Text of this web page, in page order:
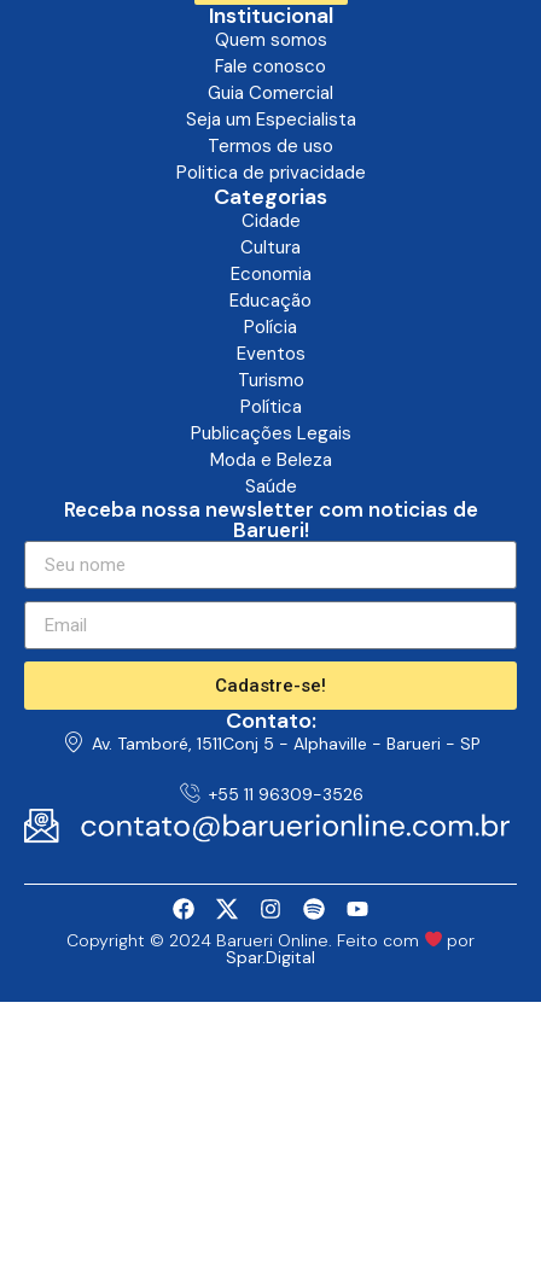
Institucional
Quem somos
Fale conosco
Guia Comercial
Seja um Especialista
Termos de uso
Politica de privacidade
Categorias
Cidade
Cultura
Economia
Educação
Polícia
Eventos
Turismo
Política
Publicações Legais
Moda e Beleza
Saúde
Receba nossa newsletter com noticias de
Barueri!
Cadastre-se!
Contato:
Av. Tamboré, 1511Conj 5 - Alphaville - Barueri - SP
+55 11 96309-3526
Copyright © 2024 Barueri Online. Feito com por
Spar.Digital